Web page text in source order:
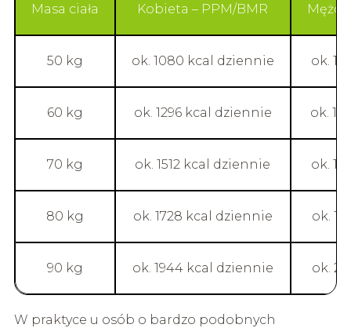
Masa ciała Kobieta – PPM/BMR
50 kg ok. 1080 kcal dziennie ok.
60 kg ok. 1296 kcal dziennie ok.
70 kg ok. 1512 kcal dziennie ok.
80 kg ok. 1728 kcal dziennie ok.
90 kg ok. 1944 kcal dziennie ok.
W praktyce u osób o bardzo podobnych